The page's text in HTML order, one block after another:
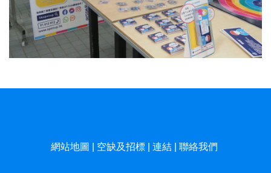
網站地圖 空缺及招標 連結 聯絡我們